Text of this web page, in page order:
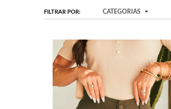
FILTRAR POR: CATEGORIAS